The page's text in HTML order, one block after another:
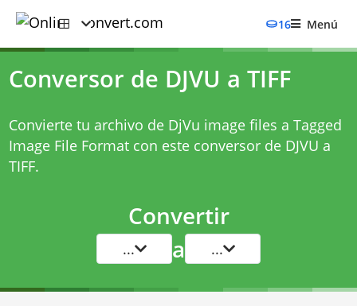
16 Menú
Conversor de DJVU a TIFF
Convierte tu archivo de DjVu image files a Tagged
Image File Format con este conversor de DJVU a
TIFF.
Convertir
... a ...